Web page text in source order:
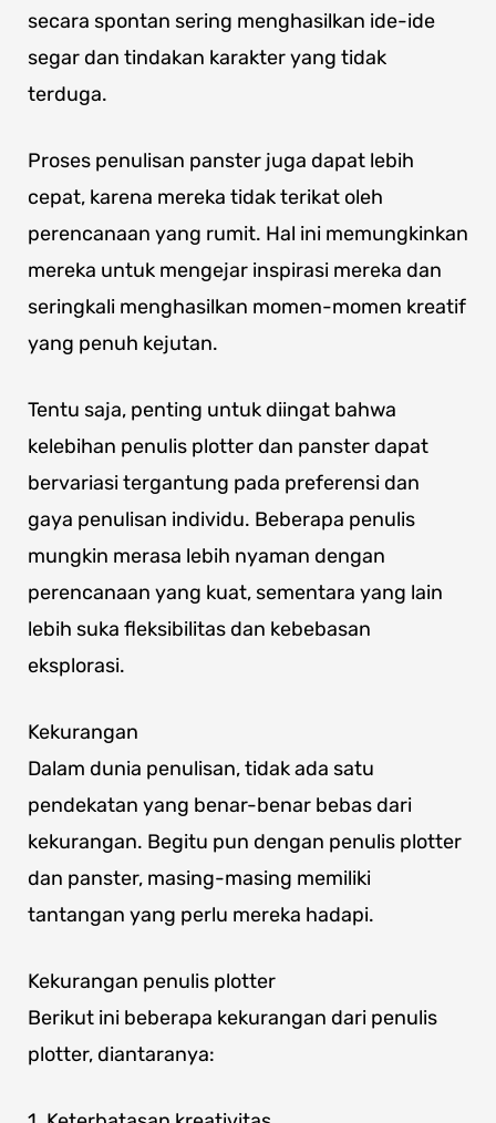
secara spontan sering menghasilkan ide-ide
segar dan tindakan karakter yang tidak
terduga.
Proses penulisan panster juga dapat lebih
cepat, karena mereka tidak terikat oleh
perencanaan yang rumit. Hal ini memungkinkan
mereka untuk mengejar inspirasi mereka dan
seringkali menghasilkan momen-momen kreatif
yang penuh kejutan.
Tentu saja, penting untuk diingat bahwa
kelebihan penulis plotter dan panster dapat
bervariasi tergantung pada preferensi dan
gaya penulisan individu. Beberapa penulis
mungkin merasa lebih nyaman dengan
perencanaan yang kuat, sementara yang lain
lebih suka fleksibilitas dan kebebasan
eksplorasi.
Kekurangan
Dalam dunia penulisan, tidak ada satu
pendekatan yang benar-benar bebas dari
kekurangan. Begitu pun dengan penulis plotter
dan panster, masing-masing memiliki
tantangan yang perlu mereka hadapi.
Kekurangan penulis plotter
Berikut ini beberapa kekurangan dari penulis
plotter, diantaranya: